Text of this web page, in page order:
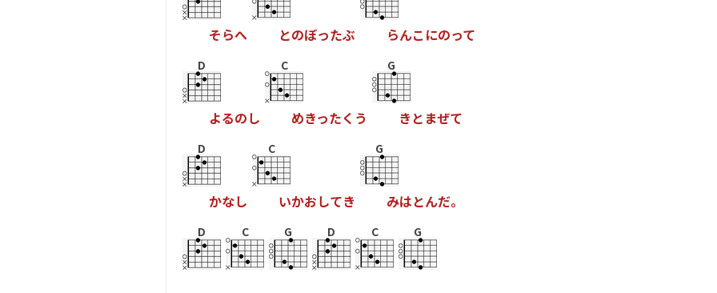
そらへ とのぼったぶ らんこ にのって
D
よるのし
C
めきったく う
G
き と まぜて
D
かなし
C
いかおしてき
G
みはとんだ。
D C G D C G